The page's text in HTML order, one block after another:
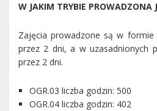
W JAKIM TRYBIE PROWADZONA
Zajęcia prowadzone są w
przez 2 dni, a w uzasadnionych
przez 2 dni.
OGR.03 liczba godzin: 500
OGR.04 liczba godzin: 402